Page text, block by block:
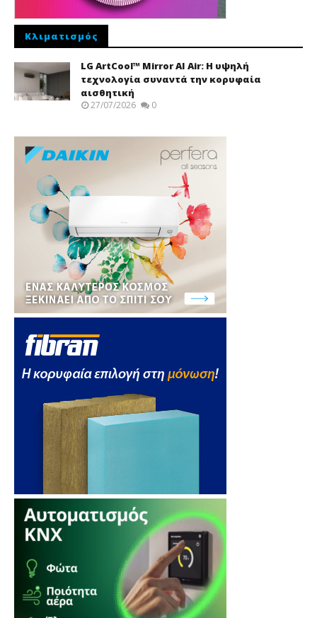
Κλιματισμός
LG ArtCool™ Mirror AI Air: Η υψηλή
τεχνολογία συναντά την κορυφαία
αισθητική
27/07/2026 0